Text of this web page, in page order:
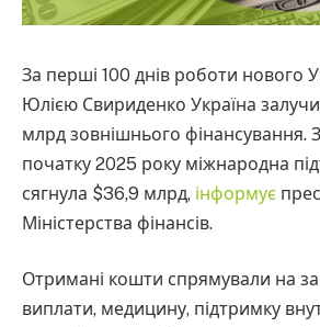
За перші 100 днів роботи нового
Юлією Свириденко Україна
млрд зовнішнього фінансування.
початку 2025 року міжнародна
сягнула $36,9 млрд, інформує
Міністерства фінансів.
Отримані кошти спрямували на
виплати, медицину, підтримку